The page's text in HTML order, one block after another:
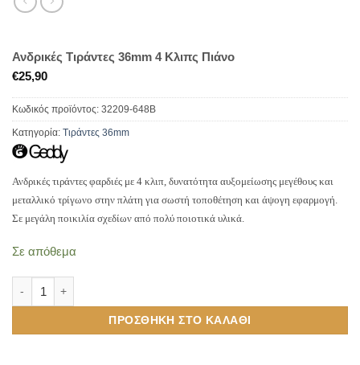
Ανδρικές Tιράντες 36mm 4 Κλιπς Πιάνο
€25,90
Κωδικός προϊόντος: 32209-648B
Κατηγορία: Τιράντες 36mm
Ανδρικές τιράντες φαρδιές με 4 κλιπ, δυνατότητα αυξομείωσης μεγέθους και
μεταλλικό τρίγωνο στην πλάτη για σωστή τοποθέτηση και άψογη εφαρμογή.
Σε μεγάλη ποικιλία σχεδίων από πολύ ποιοτικά υλικά.
Σε απόθεμα
ΠΡΟΣΘΉΚΗ ΣΤΟ ΚΑΛΆΘΙ